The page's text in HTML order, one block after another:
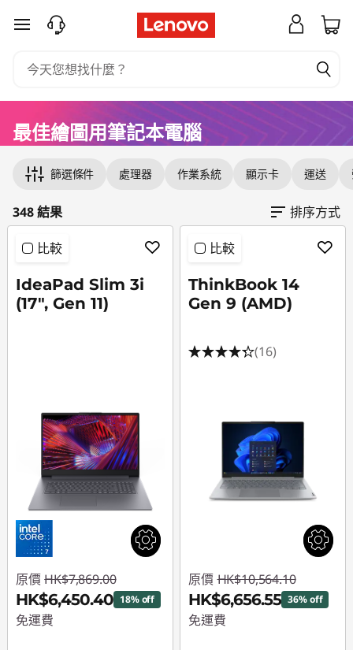
我
的
最
繪
圖
筆
記
跳至主要內容
最佳繪圖用筆記本電腦
篩選條件 處理器 作業系統 顯示卡 運送
348 結果 排序方式
比較
IdeaPad Slim 3i
(17", Gen 11)
原價 HK$7,869.00
HK$6,450.40 18% off
免運費
比較
ThinkBook 14
Gen 9 (AMD)
(16)
原價 HK$10,564.10
HK$6,656.55 36% off
免運費